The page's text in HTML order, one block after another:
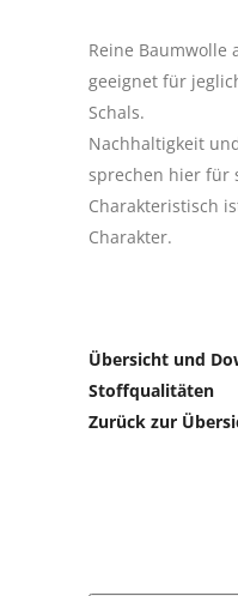
Reine Baumwolle
geeignet für
Schals.
Nachhaltigkeit
sprechen hier für
Charakteristisch
Charakter.
Übersicht und
Stoffqualitäten
Zurück zur